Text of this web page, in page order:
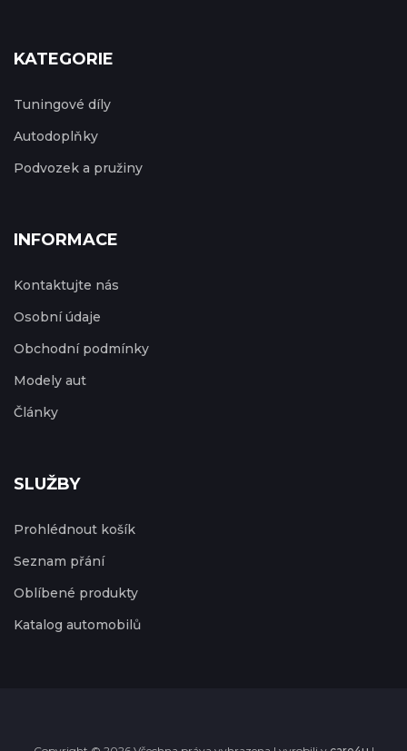
KATEGORIE
Tuningové díly
Autodoplňky
Podvozek a pružiny
INFORMACE
Kontaktujte nás
Osobní údaje
Obchodní podmínky
Modely aut
Články
SLUŽBY
Prohlédnout košík
Seznam přání
Oblíbené produkty
Katalog automobilů